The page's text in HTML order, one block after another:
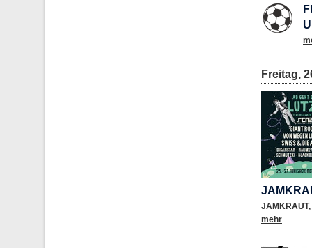
Freitag,
JAMKRAUT,
mehr